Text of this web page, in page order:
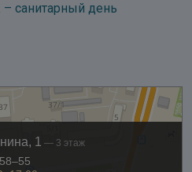
– санитарный день